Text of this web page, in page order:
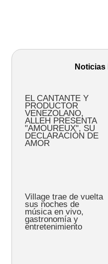
Noticias
EL CANTANTE Y
PRODUCTOR
VENEZOLANO,
ALLEH PRESENTA
"AMOUREUX", SU
DECLARACIÓN DE
AMOR
Village trae de vuelta
sus noches de
música en vivo,
gastronomía y
entretenimiento